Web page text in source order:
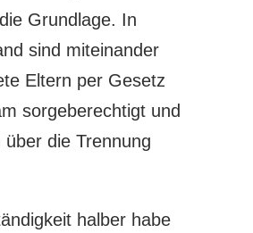
Grundlage. In
sind miteinander
Eltern per Gesetz
sorgeberechtigt und
über die Trennung
halber habe